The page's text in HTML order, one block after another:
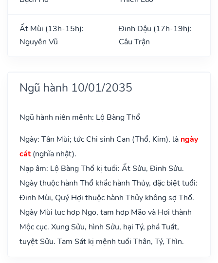
Ất Mùi (13h-15h):
Nguyên Vũ
Đinh Dậu (17h-19h):
Câu Trận
Ngũ hành 10/01/2035
Ngũ hành niên mệnh: Lộ Bàng Thổ
Ngày: Tân Mùi; tức Chi sinh Can (Thổ, Kim), là ngày
cát(nghĩa nhật).
Nạp âm: Lộ Bàng Thổ kị tuổi: Ất Sửu, Đinh Sửu.
Ngày thuộc hành Thổ khắc hành Thủy, đặc biệt tuổi:
Đinh Mùi, Quý Hợi thuộc hành Thủy không sợ Thổ.
Ngày Mùi lục hợp Ngọ, tam hợp Mão và Hợi thành
Mộc cục. Xung Sửu, hình Sửu, hại Tý, phá Tuất,
tuyệt Sửu. Tam Sát kị mệnh tuổi Thân, Tý, Thìn.